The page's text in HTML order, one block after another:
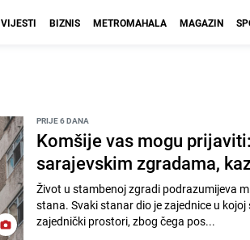
VIJESTI BIZNIS METROMAHALA MAGAZIN
PRIJE 6 DANA
Komšije vas mogu
sarajevskim zgradama,
Život u stambenoj zgradi podrazumijeva
stana. Svaki stanar dio je zajednice u
zajednički prostori, zbog čega pos...